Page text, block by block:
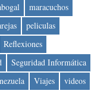
maracuchos
peliculas
Reflexiones
Seguridad Informática
Viajes videos